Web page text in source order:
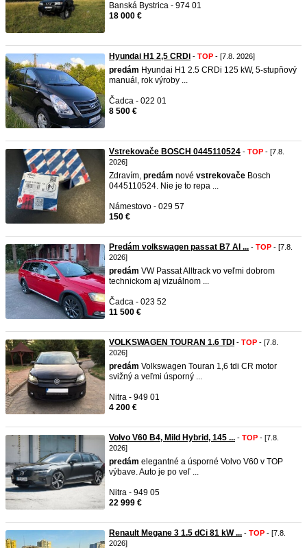
Banská Bystrica - 974 01
18 000 €
Hyundai H1 2,5 CRDi - TOP - [7.8. 2026]
predám Hyundai H1 2.5 CRDi 125 kW, 5-stupňový
manuál, rok výroby ...
Čadca - 022 01
8 500 €
Vstrekovače BOSCH 0445110524 - TOP - [7.8.
2026]
Zdravím, predám nové vstrekovače Bosch
0445110524. Nie je to repa ...
Námestovo - 029 57
150 €
Predám volkswagen passat B7 Al ... - TOP - [7.8.
2026]
predám VW Passat Alltrack vo veľmi dobrom
technickom aj vizuálnom ...
Čadca - 023 52
11 500 €
VOLKSWAGEN TOURAN 1.6 TDI - TOP - [7.8.
2026]
predám Volkswagen Touran 1,6 tdi CR motor
svižný a veľmi úsporný ...
Nitra - 949 01
4 200 €
Volvo V60 B4, Mild Hybrid, 145 ... - TOP - [7.8.
2026]
predám elegantné a úsporné Volvo V60 v TOP
výbave. Auto je po veľ ...
Nitra - 949 05
22 999 €
Renault Megane 3 1.5 dCi 81 kW ... - TOP - [7.8.
2026]